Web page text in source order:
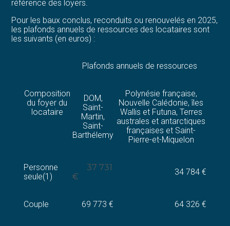
référence des loyers.
Pour les baux conclus, reconduits ou renouvelés en 2025,
les plafonds annuels de ressources des locataires sont
les suivants (en euros) :
Composition
du foyer du
locataire
Plafonds annuels de ressources
DOM,
Saint-
Martin,
Saint-
Barthélemy
Polynésie française,
Nouvelle Calédonie, îles
Wallis et Futuna, Terres
australes et antarctiques
françaises et Saint-
Pierre-et-Miquelon
Personne
seule(1)
37 731
€
34 784 €
Couple 69 773 € 64 326 €